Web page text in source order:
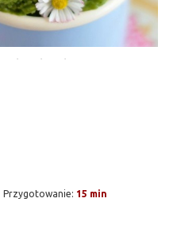
Nawet osoby na diecie mogą
A jeśli Wasze dzieci nie
Przygotowanie: 15 min